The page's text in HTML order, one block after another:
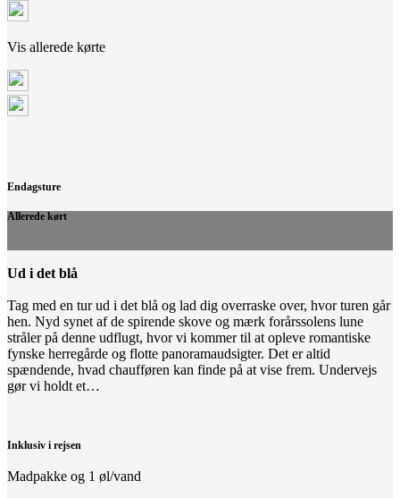
Vis allerede kørte
Endagsture
Allerede kørt
Ud i det blå
Tag med en tur ud i det blå og lad dig overraske over, hvor turen går
hen. Nyd synet af de spirende skove og mærk forårssolens lune
stråler på denne udflugt, hvor vi kommer til at opleve romantiske
fynske herregårde og flotte panoramaudsigter. Det er altid
spændende, hvad chaufføren kan finde på at vise frem. Undervejs
gør vi holdt et…
Inklusiv i rejsen
Madpakke og 1 øl/vand